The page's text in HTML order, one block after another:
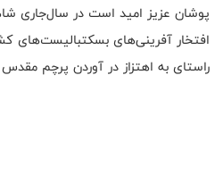
پوشان عزیز امید است در سال‌جاری
افتخار آفرینی‌های بسکتبالیست‌های
راستای به اهتزاز در آوردن پرچم